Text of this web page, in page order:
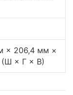
× 206,4 мм ×
× Г × В)